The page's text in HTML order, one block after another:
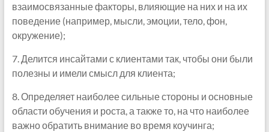
взаимосвязанные факторы, влияющие на них и на их
поведение (например, мысли, эмоции, тело, фон,
окружение);
7. Делится инсайтами с клиентами так, чтобы они были
полезны и имели смысл для клиента;
8. Определяет наиболее сильные стороны и основные
области обучения и роста, а также то, на что наиболее
важно обратить внимание во время коучинга;